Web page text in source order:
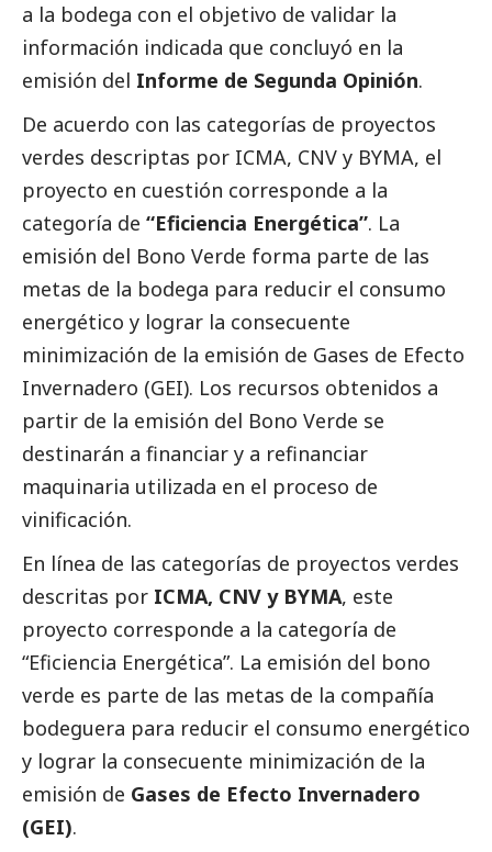
a la bodega con el objetivo de validar la
información indicada que concluyó en la
emisión del Informe de Segunda Opinión.
De acuerdo con las categorías de proyectos
verdes descriptas por ICMA, CNV y BYMA, el
proyecto en cuestión corresponde a la
categoría de “Eficiencia Energética”. La
emisión del Bono Verde forma parte de las
metas de la bodega para reducir el consumo
energético y lograr la consecuente
minimización de la emisión de Gases de Efecto
Invernadero (GEI). Los recursos obtenidos a
partir de la emisión del Bono Verde se
destinarán a financiar y a refinanciar
maquinaria utilizada en el proceso de
vinificación.
En línea de las categorías de proyectos verdes
descritas por ICMA, CNV y BYMA, este
proyecto corresponde a la categoría de
“Eficiencia Energética”. La emisión del bono
verde es parte de las metas de la compañía
bodeguera para reducir el consumo energético
y lograr la consecuente minimización de la
emisión de Gases de Efecto Invernadero
(GEI).